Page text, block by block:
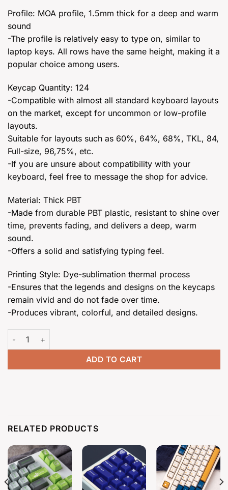
Profile: MOA profile, 1.5mm thick for a deep and warm
sound
-The profile is relatively easy to type on, similar to
laptop keys. All rows have the same height, making it a
popular choice among users.
Keycap Quantity: 124
-Compatible with almost all standard keyboard layouts
on the market, except for uncommon or low-profile
layouts.
Suitable for layouts such as 60%, 64%, 68%, TKL, 84,
Full-size, 96,75%, etc.
-If you are unsure about compatibility with your
keyboard, feel free to message the shop for advice.
Material: Thick PBT
-Made from durable PBT plastic, resistant to shine over
time, prevents fading, and delivers a deep, warm
sound.
-Offers a solid and satisfying typing feel.
Printing Style: Dye-sublimation thermal process
-Ensures that the legends and designs on the keycaps
remain vivid and do not fade over time.
-Produces vibrant, colorful, and detailed designs.
Keycap Honor - MOA - PBT dyesub quantity
ADD TO CART
RELATED PRODUCTS